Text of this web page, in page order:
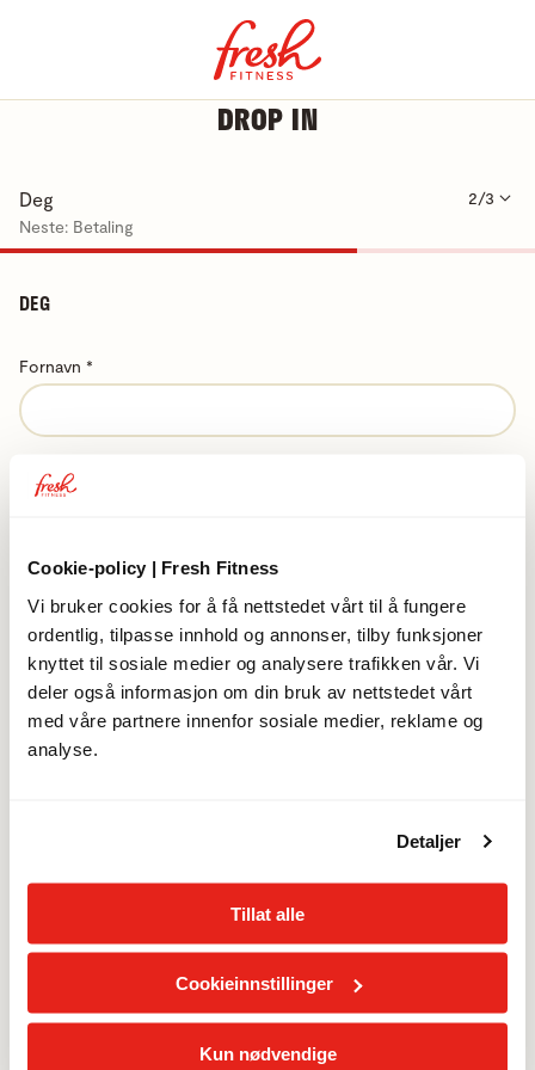
Cookie-policy | Fresh Fitness
Vi bruker cookies for å få nettstedet vårt til å fungere
ordentlig, tilpasse innhold og annonser, tilby funksjoner
knyttet til sosiale medier og analysere trafikken vår. Vi
deler også informasjon om din bruk av nettstedet vårt
med våre partnere innenfor sosiale medier, reklame og
analyse.
Detaljer
Tillat alle
Cookieinnstillinger
Kun nødvendige
DROP IN
Deg
Neste: Betaling
2/3
DEG
Fornavn *
Etternavn
E-post*
Telefonnummer*
🇳🇴 +47
Postnummer*